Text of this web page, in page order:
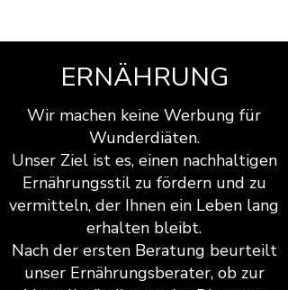
ERNÄHRUNG
Wir machen keine Werbung für
Wunderdiäten.
Unser Ziel ist es, einen nachhaltigen
Ernährungsstil zu fördern und zu
vermitteln, der Ihnen ein Leben lang
erhalten bleibt.
Nach der ersten Beratung beurteilt
unser Ernährungsberater, ob zur